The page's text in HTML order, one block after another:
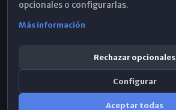
opcionales o configurarlas.
Más información
Rechazar opcionales
Configurar
Aceptar todas